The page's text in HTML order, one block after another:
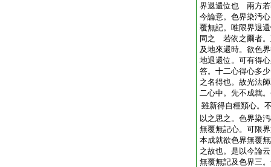
界退還位也 兩方若
今論意。色界染汚
覆無記。唯限界退
同之
若依之爾者。
及地來還時。欲色
地退還位。可有得
答。十二心得心多
之名得也。故光法
二心中。先不成就
雖新得自種類心。
以之思之。色界染
無覆無記心。可限
本成就欲色界無覆
之故也。是以今論
無覆無記及色界三